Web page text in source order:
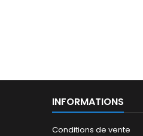
INFORMATIONS
Conditions de vente